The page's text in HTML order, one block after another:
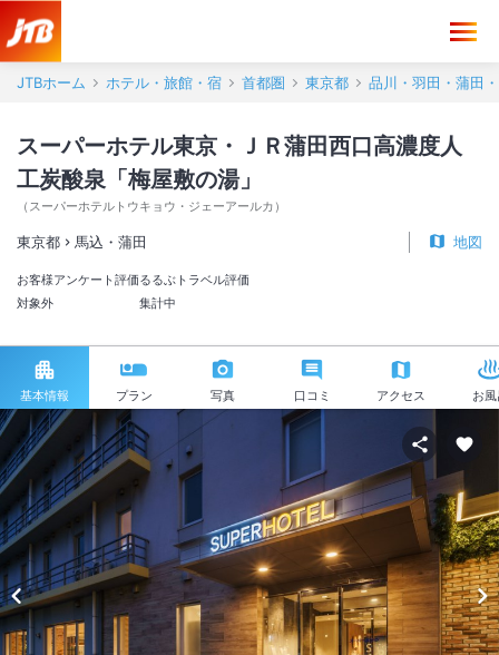
JTBホーム ホテル・旅館・宿 首都圏 東京都 品川・羽田・蒲田
スーパーホテル東京・ＪＲ蒲田西口高濃度人
工炭酸泉「梅屋敷の湯」
（ スーパーホテルトウキョウ・ジェーアールカ ）
東京都 馬込・蒲田 地図
お客様アンケート評価
対象外
るるぶトラベル評価
集計中
基本情報 プラン 写真 口コミ アクセス お